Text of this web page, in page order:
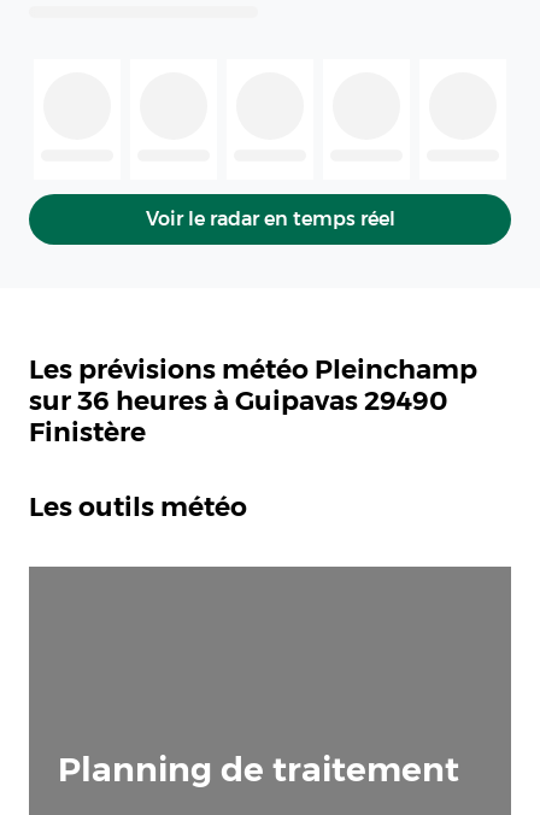
Voir le radar en temps réel
Les prévisions météo Pleinchamp
sur 36 heures à Guipavas 29490
Finistère
Les outils météo
Planning de traitement